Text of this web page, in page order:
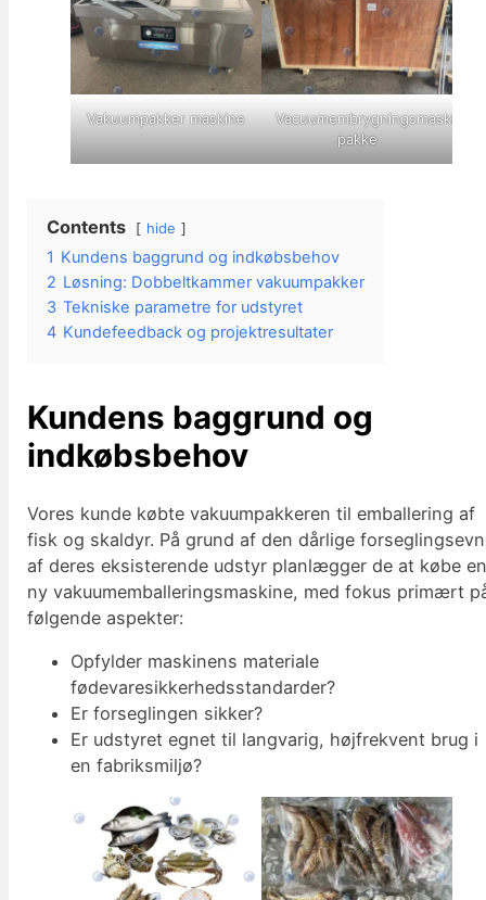
Vakuumpakker maskine
Vacuumembrygningsmaskine
pakke
Contents hide
1 Kundens baggrund og indkøbsbehov
2 Løsning: Dobbeltkammer vakuumpakker
3 Tekniske parametre for udstyret
4 Kundefeedback og projektresultater
Kundens baggrund og
indkøbsbehov
Vores kunde købte vakuumpakkeren til emballering af
fisk og skaldyr. På grund af den dårlige
af deres eksisterende udstyr planlægger de at købe
ny vakuumemballeringsmaskine, med fokus primært
følgende aspekter:
Opfylder maskinens materiale
fødevaresikkerhedsstandarder?
Er forseglingen sikker?
Er udstyret egnet til langvarig, højfrekvent brug i
en fabriksmiljø?